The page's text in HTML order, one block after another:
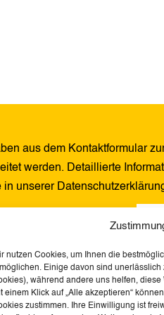
nutzen Cookies, um Ihnen die
Einige davon sind
während andere uns helfen,
einem Klick auf „Alle akzeptieren“
zustimmen. Ihre Einwilligung ist
aus dem Kontaktformular
werden. Detaillierte
unserer
1 + 13 =